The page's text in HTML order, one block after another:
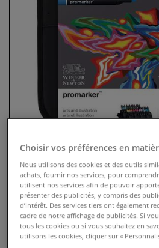
Set de 24
Winsor&Newton
0
Choisir vos préférences en
Nous utilisons des cookies et des outils
achats, fournir nos services, pour
utilisent nos services afin de pouvoir
présenter des publicités, y compris des
d’intérêt. Des services tiers ont également
cadre de notre affichage de publicités. Si
tous les cookies ou si vous souhaitez en
utilisons les cookies, cliquer sur «